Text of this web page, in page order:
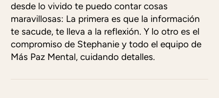
desde lo vivido te puedo contar cosas
maravillosas: La primera es que la información
te sacude, te lleva a la reflexión. Y lo otro es el
compromiso de Stephanie y todo el equipo de
Más Paz Mental, cuidando detalles.